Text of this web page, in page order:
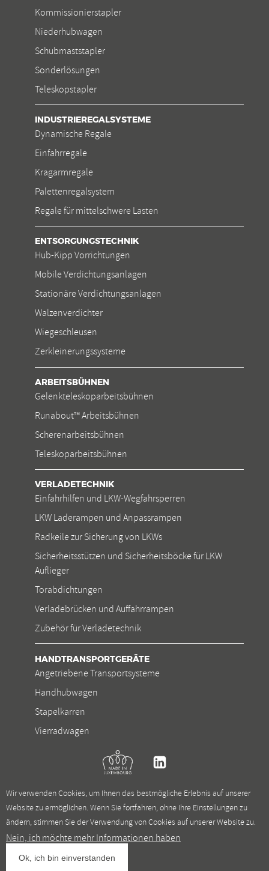
Kommissionierstapler
Niederhubwagen
Schubmaststapler
Sonderlösungen
Teleskopstapler
INDUSTRIEREGALSYSTEME
Dynamische Regale
Einfahrregale
Kragarmregale
Palettenregalsystem
Regale für mittelschwere Lasten
ENTSORGUNGSTECHNIK
Hub-Kipp Vorrichtungen
Mobile Verdichtungsanlagen
Stationäre Verdichtungsanlagen
Walzenverdichter
Wiegeschleusen
Zerkleinerungssysteme
ARBEITSBÜHNEN
Gelenkteleskoparbeitsbühnen
Runabout™ Arbeitsbühnen
Scherenarbeitsbühnen
Teleskoparbeitsbühnen
VERLADETECHNIK
Einfahrhilfen und LKW-Wegfahrsperren
LKW Laderampen und Anpassrampen
Radkeile zur Sicherung von LKWs
Sicherheitsstützen und Sicherheitsböcke für LKW
Auflieger
Torabdichtungen
Verladebrücken und Auffahrrampen
Zubehör für Verladetechnik
HANDTRANSPORTGERÄTE
Angetriebene Transportsysteme
Handhubwagen
Stapelkarren
Vierradwagen
Kremer
Privacy policy
Wir verwenden Cookies, um Ihnen das bestmögliche Erlebnis auf unserer
Website zu ermöglichen. Wenn Sie fortfahren, ohne Ihre Einstellungen zu
ändern, stimmen Sie der Verwendung von Cookies auf unserer Website zu.
Nein, ich möchte mehr Informationen haben
Ok, ich bin einverstanden